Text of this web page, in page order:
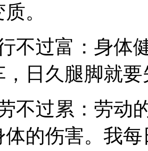
。
过富：身体健
，日久腿脚就
过累：劳动的
体的伤害。我